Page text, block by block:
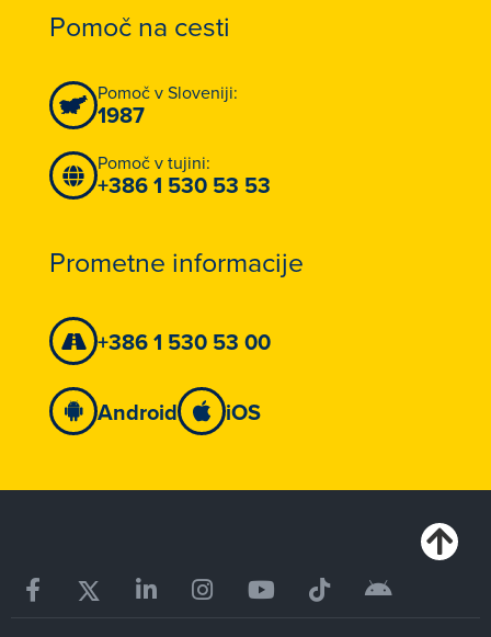
Pomoč na cesti
Pomoč v Sloveniji:
1987
Pomoč v tujini:
+386 1 530 53 53
Prometne informacije
+386 1 530 53 00
Android iOS